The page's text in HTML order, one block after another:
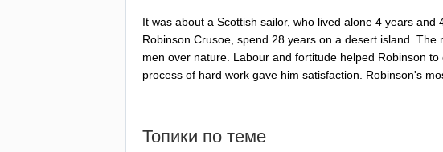
It was about a Scottish sailor, who lived alone 4 years and
Robinson Crusoe spend 28 years on a desert island The
men over nature Labour and fortitude helped Robinson to
process of hard work gave him satisfaction Robinson's
Топики по теме